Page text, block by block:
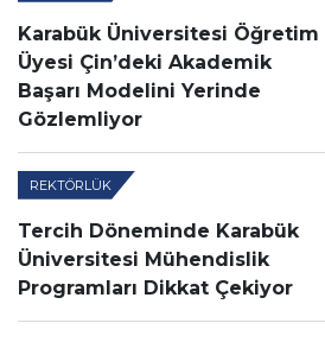
Karabük Üniversitesi Öğretim
Üyesi Çin’deki Akademik
Başarı Modelini Yerinde
Gözlemliyor
REKTÖRLÜK
Tercih Döneminde Karabük
Üniversitesi Mühendislik
Programları Dikkat Çekiyor